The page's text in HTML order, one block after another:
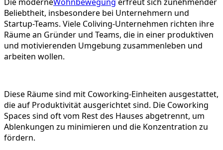
Beliebtheit, insbesondere bei Unternehmern und
Startup-Teams. Viele Coliving-Unternehmen richten ihre
Räume an Gründer und Teams, die in einer produktiven
und motivierenden Umgebung zusammenleben und
arbeiten wollen.
Diese Räume sind mit Coworking-Einheiten ausgestattet,
die auf Produktivität ausgerichtet sind. Die Coworking
Spaces sind oft vom Rest des Hauses abgetrennt, um
Ablenkungen zu minimieren und die Konzentration zu
fördern.